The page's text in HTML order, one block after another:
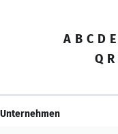
A B C D E
Q R
Unternehmen